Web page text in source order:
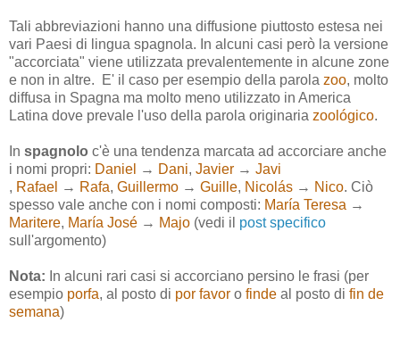
Tali abbreviazioni hanno una diffusione piuttosto estesa nei
vari Paesi di lingua spagnola. In alcuni casi però la versione
"accorciata" viene utilizzata prevalentemente in alcune zone
e non in altre. E' il caso per esempio della parola zoo, molto
diffusa in Spagna ma molto meno utilizzato in America
Latina dove prevale l'uso della parola originaria zoológico.
In spagnolo c'è una tendenza marcata ad accorciare anche
i nomi propri: Daniel → Dani, Javier → Javi
, Rafael → Rafa, Guillermo → Guille, Nicolás → Nico. Ciò
spesso vale anche con i nomi composti: María Teresa →
Maritere, María José → Majo (vedi il post specifico
sull'argomento)
Nota: In alcuni rari casi si accorciano persino le frasi (per
esempio porfa, al posto di por favor o finde al posto di fin de
semana)